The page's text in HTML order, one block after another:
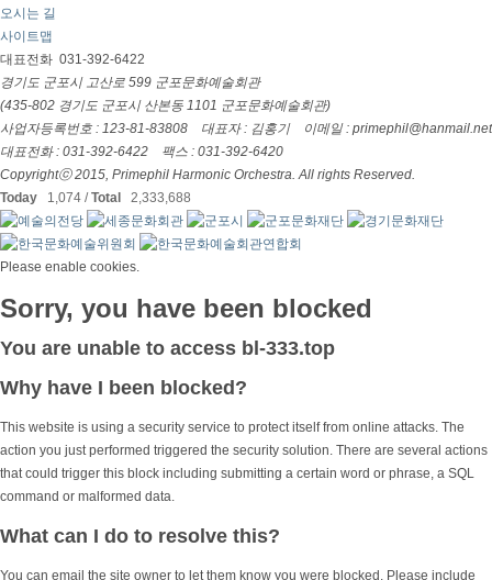
오시는 길
사이트맵
대표전화 031-392-6422
경기도 군포시 고산로 599 군포문화예술회관
(435-802 경기도 군포시 산본동 1101 군포문화예술회관)
사업자등록번호 : 123-81-83808 대표자 : 김홍기 이메일 : primephil@hanmail.net
대표전화 : 031-392-6422 팩스 : 031-392-6420
Copyrightⓒ 2015, Primephil Harmonic Orchestra. All rights Reserved.
Today
1,074 /Total 2,333,688
Please enable cookies.
Sorry, you have been blocked
You are unable to access bl-333.top
Why have I been blocked?
This website is using a security service to protect itself from online attacks. The
action you just performed triggered the security solution. There are several actions
that could trigger this block including submitting a certain word or phrase, a SQL
command or malformed data.
What can I do to resolve this?
You can email the site owner to let them know you were blocked. Please include